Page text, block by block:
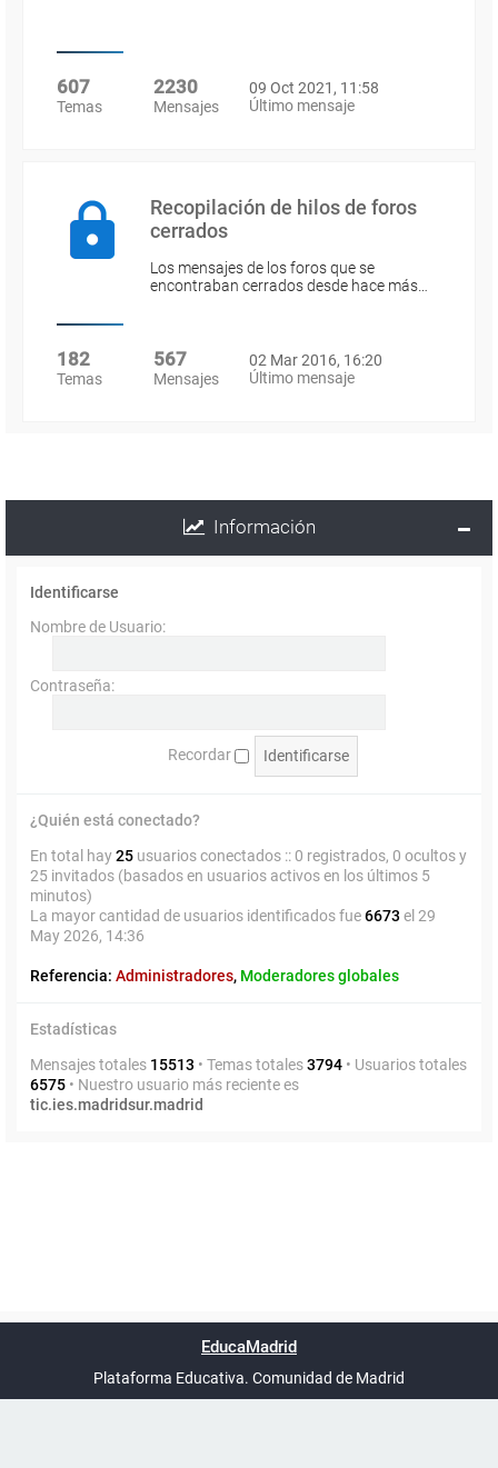
607
Temas
2230
Mensajes
09 Oct 2021, 11:58
Último mensaje
Recopilación de hilos de foros
cerrados
Los mensajes de los foros que se
encontraban cerrados desde hace más…
182
Temas
567
Mensajes
02 Mar 2016, 16:20
Último mensaje
Información
Identificarse
Nombre de Usuario:
Contraseña:
Recordar
¿Quién está conectado?
En total hay25 usuarios conectados :: 0 registrados, 0 ocultos y
25 invitados (basados en usuarios activos en los últimos 5
minutos)
La mayor cantidad de usuarios identificados fue6673 el 29
May 2026, 14:36
Referencia: Administradores, Moderadores globales
Estadísticas
Mensajes totales 15513 • Temas totales3794 • Usuarios totales
6575 • Nuestro usuario más reciente es
tic.ies.madridsur.madrid
UTC+02:00
phpBB España
EducaMadrid
Plataforma Educativa. Comunidad de Madrid